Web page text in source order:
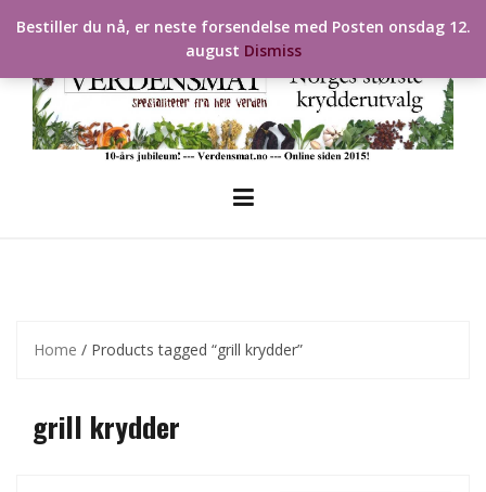
Home / Products tagged “grill krydder”
grill krydder
Bestiller du nå, er neste forsendelse med Posten onsdag 12.
august Dismiss